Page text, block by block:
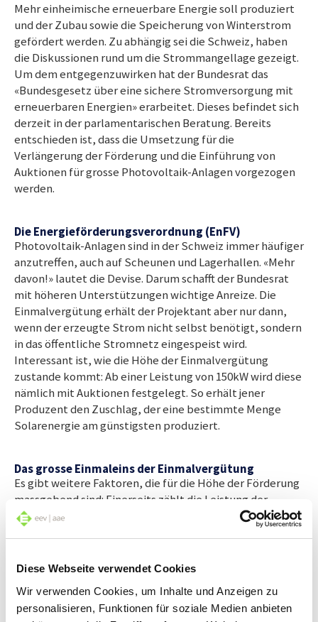
Diese Webseite verwendet Cookies
Wir verwenden Cookies, um Inhalte und Anzeigen zu
personalisieren, Funktionen für soziale Medien anbieten
Mehr einheimische erneuerbare Energie soll produziert
und der Zubau sowie die Speicherung von Winterstrom
gefördert werden. Zu abhängig sei die Schweiz, haben
die Diskussionen rund um die Strommangellage gezeigt.
Um dem entgegenzuwirken hat der Bundesrat das
«Bundesgesetz über eine sichere Stromversorgung mit
erneuerbaren Energien» erarbeitet. Dieses befindet sich
derzeit in der parlamentarischen Beratung. Bereits
entschieden ist, dass die Umsetzung für die
Verlängerung der Förderung und die Einführung von
Auktionen für grosse Photovoltaik-Anlagen vorgezogen
werden.
Die Energieförderungsverordnung (EnFV)
Photovoltaik-Anlagen sind in der Schweiz immer häufiger
anzutreffen, auch auf Scheunen und Lagerhallen. «Mehr
davon!» lautet die Devise. Darum schafft der Bundesrat
mit höheren Unterstützungen wichtige Anreize. Die
Einmalvergütung erhält der Projektant aber nur dann,
wenn der erzeugte Strom nicht selbst benötigt, sondern
in das öffentliche Stromnetz eingespeist wird.
Interessant ist, wie die Höhe der Einmalvergütung
zustande kommt: Ab einer Leistung von 150kW wird diese
nämlich mit Auktionen festgelegt. So erhält jener
Produzent den Zuschlag, der eine bestimmte Menge
Solarenergie am günstigsten produziert.
Das grosse Einmaleins der Einmalvergütung
Es gibt weitere Faktoren, die für die Höhe der Förderung
massgebend sind: Einerseits zählt die Leistung der
Anlage, andererseits auch ob die Anlage angebaut,
freistehend oder integriert ist. Zudem gibt es den
Höhenbonus an weitere Regelungen gebunden ist.
dieser kann erst ab einem Winkel von 75 Grad beantragt
werden. So sollen Installationen von Photovoltaik-